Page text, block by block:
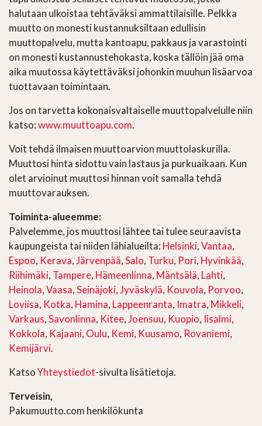
halutaan ulkoistaa tehtäväksi ammattilaisille. Pelkka
muutto on monesti kustannuksiltaan edullisin
muuttopalvelu, mutta kantoapu, pakkaus ja varastointi
on monesti kustannustehokasta, koska tällöin jää oma
aika muutossa käytettäväksi johonkin muuhun lisäarvoa
tuottavaan toimintaan.
Jos on tarvetta kokonaisvaltaiselle muuttopalvelulle niin
katso:www.muuttoapu.com.
Voit tehdä ilmaisen muuttoarvion muuttolaskurilla.
Muuttosi hinta sidottu vain lastaus ja purkuaikaan. Kun
olet arvioinut muuttosi hinnan voit samalla tehdä
muuttovarauksen.
Toiminta-alueemme:
Palvelemme, jos muuttosi lähtee tai tulee seuraavista
kaupungeista tai niiden lähialueilta: Helsinki,Vantaa,
Espoo, Kerava,Järvenpää,Salo, Turku, Pori, Hyvinkää,
Riihimäki, Tampere, Hämeenlinna, Mäntsälä, Lahti,
Heinola,Vaasa,Seinäjoki,Jyväskylä, Kouvola, Porvoo,
Loviisa, Kotka, Hamina, Lappeenranta, Imatra, Mikkeli,
Varkaus,Savonlinna, Kitee,Joensuu, Kuopio, Iisalmi,
Kokkola, Kajaani, Oulu, Kemi, Kuusamo, Rovaniemi,
Kemijärvi.
KatsoYhteystiedot-sivulta lisätietoja.
Terveisin,
Pakumuutto.com henkilökunta